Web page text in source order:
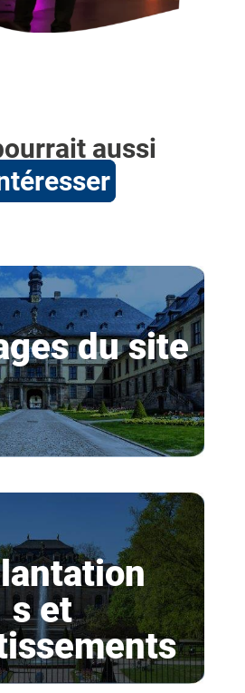
aussi
du site
s et